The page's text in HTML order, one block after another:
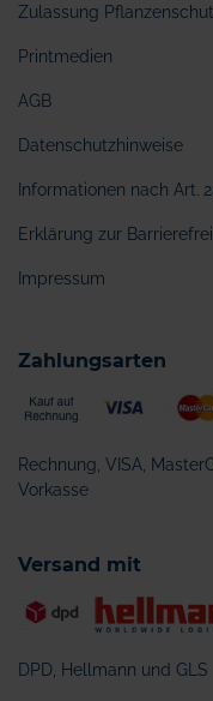
Zulassung
Printmedien
AGB
Datenschutzhinweise
Informationen nach Art.
Erklärung zur
Impressum
Zahlungsarten
Rechnung, VISA,
Vorkasse
Versand mit
DPD, Hellmann und GLS